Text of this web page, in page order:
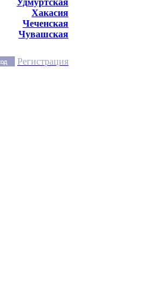
Удмуртская
Хакасия
Чеченская
Чувашская
Регистрация